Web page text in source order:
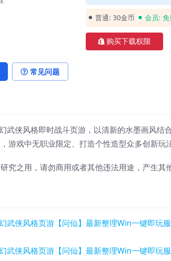
普通: 30金币 会员:
购买下载权限
常见问题
武侠风格即时战斗页游，以清新的水墨画风结
游戏中无职业限定、打造个性造型众多创新玩
究之用，请勿商用或者其他违法用途，产生其